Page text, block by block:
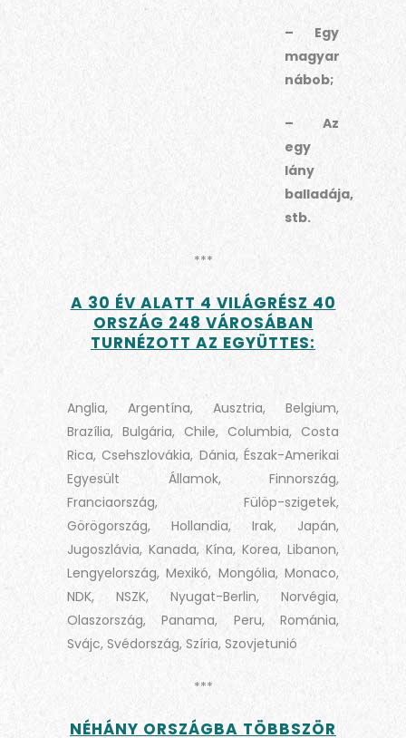
– Egy
magyar
nábob;
– Az
egy
lány
balladája,
stb.
***
A 30 ÉV ALATT 4 VILÁGRÉSZ 40
ORSZÁG 248 VÁROSÁBAN
TURNÉZOTT AZ EGYÜTTES:
Anglia, Argentína, Ausztria, Belgium,
Brazília, Bulgária, Chile, Columbia, Costa
Rica, Csehszlovákia, Dánia, Észak-Amerikai
Egyesült Államok, Finnország,
Franciaország, Fülöp-szigetek,
Görögország, Hollandia, Irak, Japán,
Jugoszlávia, Kanada, Kína, Korea, Libanon,
Lengyelország, Mexikó, Mongólia, Monaco,
NDK, NSZK, Nyugat-Berlin, Norvégia,
Olaszország, Panama, Peru, Románia,
Svájc, Svédország, Szíria, Szovjetunió
***
NÉHÁNY ORSZÁGBA TÖBBSZÖR